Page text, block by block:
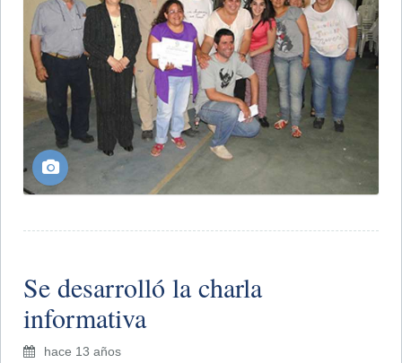
Se desarrolló la charla
informativa
hace 13 años